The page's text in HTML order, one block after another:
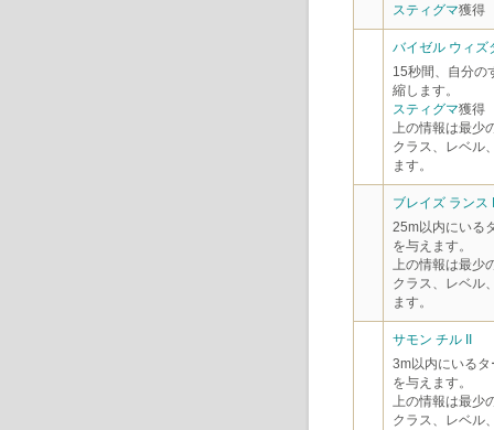
スティグマ獲得
バイゼル ウィズ
15秒間、自分の
縮します。
スティグマ獲得
上の情報は最少
クラス、レベル
ます。
ブレイズ ランス
25m以内にいる
を与えます。
上の情報は最少
クラス、レベル
ます。
サモン チル II
3m以内にいる
を与えます。
上の情報は最少
クラス、レベル